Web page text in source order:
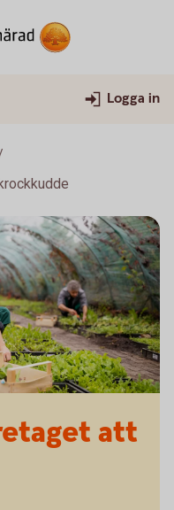
Logga in
att